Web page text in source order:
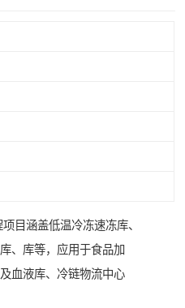
目涵盖低温冷冻速冻库、
、库等，应用于食品加
血液库、冷链物流中心